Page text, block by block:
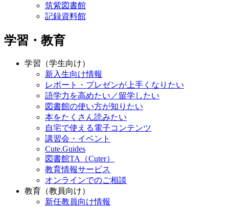
筑紫図書館
記録資料館
学習・教育
学習（学生向け）
新入生向け情報
レポート・プレゼンが上手くなりたい
語学力を高めたい／留学したい
図書館の使い方が知りたい
本をたくさん読みたい
自宅で使える電子コンテンツ
講習会・イベント
Cute.Guides
図書館TA（Cuter）
教育情報サービス
オンラインでのご相談
教育（教員向け）
新任教員向け情報